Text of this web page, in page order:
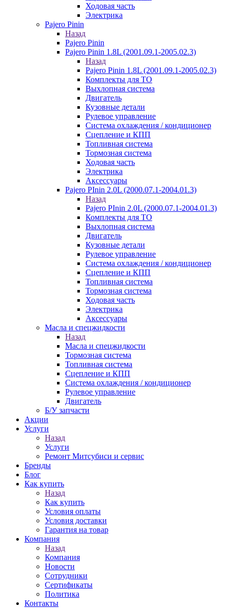
Ходовая часть
Электрика
Pajero Pinin
Назад
Pajero Pinin
Pajero Pinin 1.8L (2001.09.1-2005.02.3)
Назад
Pajero Pinin 1.8L (2001.09.1-2005.02.3)
Комплекты для ТО
Выхлопная система
Двигатель
Кузовные детали
Рулевое управление
Система охлаждения / кондиционер
Сцепление и КПП
Топливная система
Тормозная система
Ходовая часть
Электрика
Аксессуары
Pajero PInin 2.0L (2000.07.1-2004.01.3)
Назад
Pajero PInin 2.0L (2000.07.1-2004.01.3)
Комплекты для ТО
Выхлопная система
Двигатель
Кузовные детали
Рулевое управление
Система охлаждения / кондиционер
Сцепление и КПП
Топливная система
Тормозная система
Ходовая часть
Электрика
Аксессуары
Масла и спецжидкости
Назад
Масла и спецжидкости
Тормозная система
Топливная система
Сцепление и КПП
Система охлаждения / кондиционер
Рулевое управление
Двигатель
Б/У запчасти
Акции
Услуги
Назад
Услуги
Ремонт Митсубиси и сервис
Бренды
Блог
Как купить
Назад
Как купить
Условия оплаты
Условия доставки
Гарантия на товар
Компания
Назад
Компания
Новости
Сотрудники
Сертификаты
Политика
Контакты